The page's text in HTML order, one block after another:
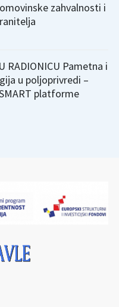
zahvalnosti i
RADIONICU Pametna i
u poljoprivredi –
platforme